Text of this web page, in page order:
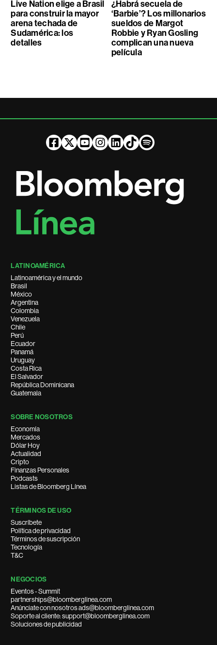
Live Nation elige a Brasil
para construir la mayor
arena techada de
Sudamérica: los
detalles
¿Habrá secuela de
‘Barbie’? Los millonarios
sueldos de Margot
Robbie y Ryan Gosling
complican una nueva
película
LATINOAMÉRICA
Latinoamérica y el mundo
Brasil
México
Argentina
Colombia
Venezuela
Chile
Perú
Ecuador
Panamá
Uruguay
Costa Rica
El Salvador
República Dominicana
Guatemala
SOBRE NOSOTROS
Economía
Mercados
Dólar Hoy
Actualidad
Cripto
Finanzas Personales
Podcasts
Listas de Bloomberg Línea
TÉRMINOS DE USO
Suscríbete
Política de privacidad
Términos de suscripción
Tecnología
T&C
NEGOCIOS
Eventos - Summit
partnerships@bloomberglinea.com
Anúnciate con nosotros ads@bloomberglinea.com
Soporte al cliente: support@bloomberglinea.com
Soluciones de publicidad